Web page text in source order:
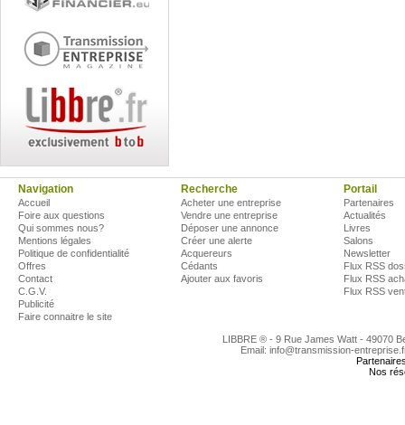
Navigation
Accueil
Foire aux questions
Qui sommes nous?
Mentions légales
Politique de confidentialité
Offres
Contact
C.G.V.
Publicité
Faire connaitre le site
Recherche
Acheter une entreprise
Vendre une entreprise
Déposer une annonce
Créer une alerte
Acquereurs
Cédants
Ajouter aux favoris
Portail
Partenaires
Actualités
Livres
Salons
Newsletter
Flux RSS
Flux RSS
Flux RSS
LIBBRE ® - 9 Rue James Watt - 49070
Email: info@transmission-
Nos